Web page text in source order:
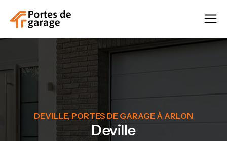
DEVILLE, PORTES DE GARAGE À ARLON
Deville